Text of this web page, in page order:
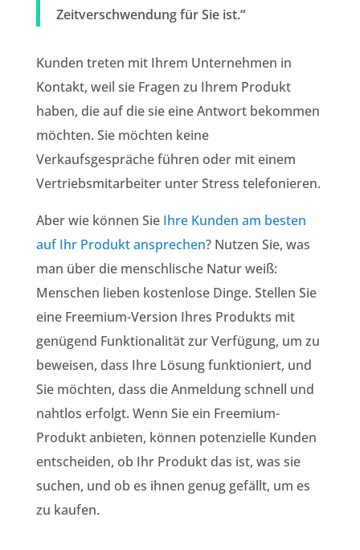
Zeitverschwendung für Sie ist.“
Kunden treten mit Ihrem Unternehmen in
Kontakt, weil sie Fragen zu Ihrem Produkt
haben, die auf die sie eine Antwort bekommen
möchten. Sie möchten keine
Verkaufsgespräche führen oder mit einem
Vertriebsmitarbeiter unter Stress telefonieren.
Aber wie können Sie Ihre Kunden am besten
auf Ihr Produkt ansprechen? Nutzen Sie, was
man über die menschlische Natur weiß:
Menschen lieben kostenlose Dinge. Stellen Sie
eine Freemium-Version Ihres Produkts mit
genügend Funktionalität zur Verfügung, um zu
beweisen, dass Ihre Lösung funktioniert, und
Sie möchten, dass die Anmeldung schnell und
nahtlos erfolgt. Wenn Sie ein Freemium-
Produkt anbieten, können potenzielle Kunden
entscheiden, ob Ihr Produkt das ist, was sie
suchen, und ob es ihnen genug gefällt, um es
zu kaufen.